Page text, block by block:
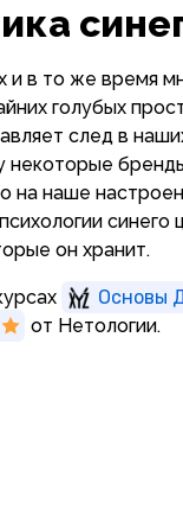
в то же время
голубых
след в
некоторые
на наше
синего
он хранит.
Основы
от Нетологии.